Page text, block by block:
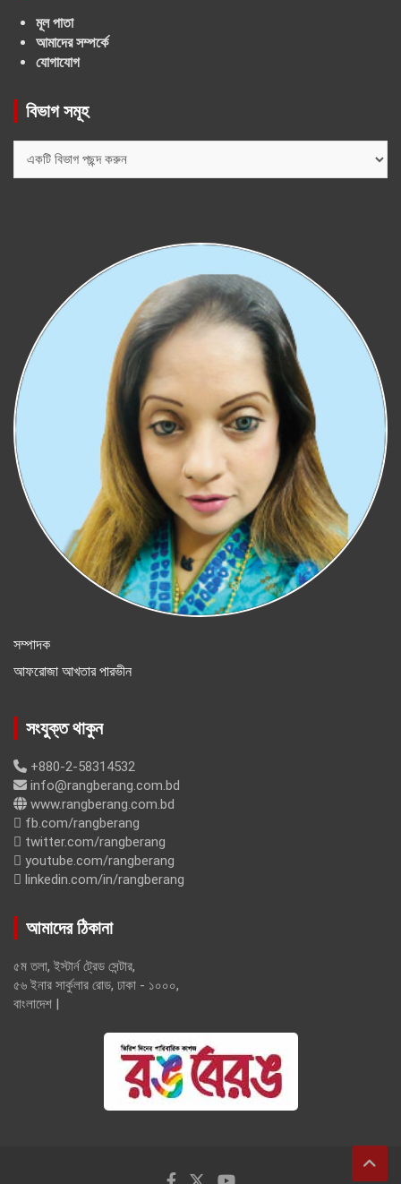
মূল পাতা
আমাদের সম্পর্কে
যোগাযোগ
বিভাগ সমূহ
সম্পাদক
আফরোজা আখতার পারভীন
সংযুক্ত থাকুন
+880-2-58314532
info@rangberang.com.bd
www.rangberang.com.bd
fb.com/rangberang
twitter.com/rangberang
youtube.com/rangberang
linkedin.com/in/rangberang
আমাদের ঠিকানা
৫ম তলা, ইস্টার্ন ট্রেড সেন্টার,
৫৬ ইনার সার্কুলার রোড, ঢাকা - ১০০০,
বাংলাদেশ |